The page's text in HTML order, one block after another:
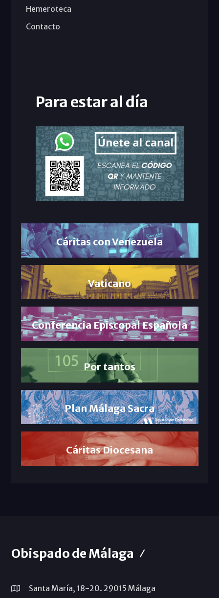
Hemeroteca
Contacto
Para estar al día
Cáritas con Venezuela
Vaticano
Conferencia Episcopal Española
Por tantos
Plan Málaga Sacra
Cáritas Diocesana
Obispado de Málaga
Santa María, 18-20. 29015 Málaga